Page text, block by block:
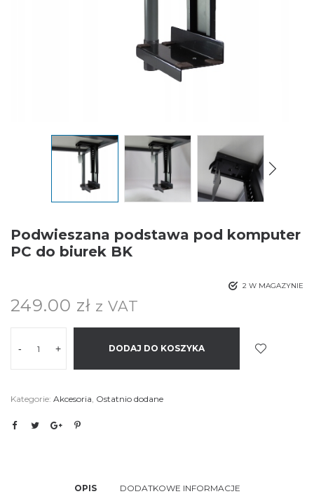
Podwieszana podstawa pod komputer
PC do biurek BK
2 W MAGAZYNIE
249.00 zł z VAT
- + DODAJ DO KOSZYKA
Kategorie: Akcesoria, Ostatnio dodane
OPIS DODATKOWE INFORMACJE